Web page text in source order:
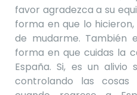
favor agradezca a su
forma en que lo
de mudarme. También
forma en que cuidas la
España. Si, es un alivio
controlando las cosas